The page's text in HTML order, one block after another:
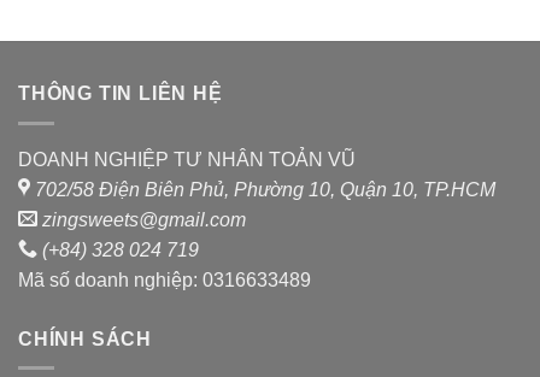
0
sao
0
THÔNG TIN LIÊN HỆ
DOANH NGHIỆP TƯ NHÂN TOẢN VŨ
702/58 Điện Biên Phủ, Phường 10, Quận 10, TP.HCM
zingsweets@gmail.com
(+84) 328 024 719
Mã số doanh nghiệp: 0316633489
CHÍNH SÁCH